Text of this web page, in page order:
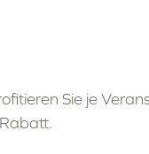
der Reihe “Digitale Identitäten”